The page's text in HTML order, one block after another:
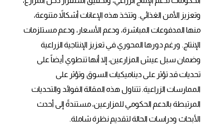
وتعزيز الأمن الغذائي. وتتخذ هذه الإعانات أشكالاً متنوعة،
منها المدفوعات المباشرة، ودعم الأسعار، ودعم مستلزمات
الإنتاج. ورغم دورها المحوري في تعزيز الإنتاجية الزراعية
وضمان سبل عيش المزارعين، إلا أنها تنطوي أيضاً على
تحديات قد تؤثر على ديناميكيات السوق وتؤثر على
الممارسات الزراعية. تتناول هذه المقالة الفوائد والتحديات
المرتبطة بالدعم الحكومي للمزارعين، مستندةً إلى أحدث
الأبحاث ودراسات الحالة لتقديم نظرة شاملة.